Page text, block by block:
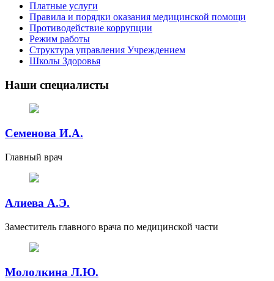
Платные услуги
Правила и порядки оказания медицинской помощи
Противодействие коррупции
Режим работы
Структура управления Учреждением
Школы Здоровья
Наши специалисты
Семенова И.А.
Главный врач
Алиева А.Э.
Заместитель главного врача по медицинской части
Мололкина Л.Ю.